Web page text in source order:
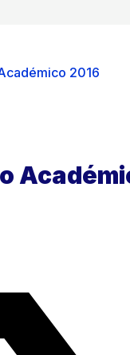
2016